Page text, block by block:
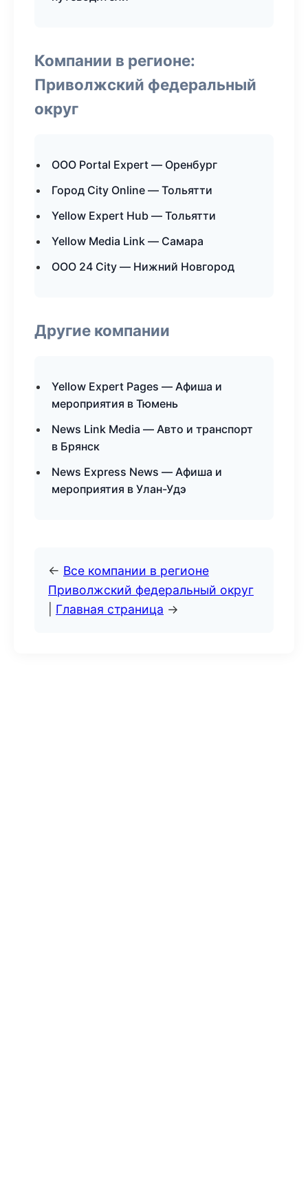
Компании в регионе:
Приволжский федеральный
округ
ООО Portal Expert — Оренбург
Город City Online — Тольятти
Yellow Expert Hub — Тольятти
Yellow Media Link — Самара
ООО 24 City — Нижний Новгород
Другие компании
Yellow Expert Pages — Афиша и
мероприятия в Тюмень
News Link Media — Авто и транспорт
в Брянск
News Express News — Афиша и
мероприятия в Улан-Удэ
← Все компании в регионе
Приволжский федеральный округ
Главная страница →